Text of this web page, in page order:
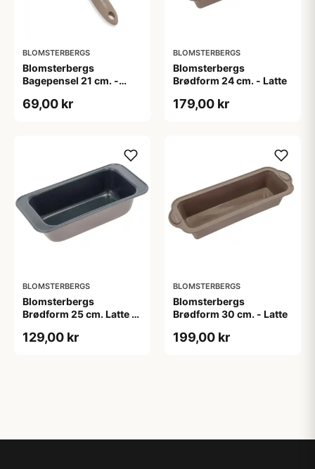
BLOMSTERBERGS
Blomsterbergs
Bagepensel 21 cm. -
69,00 kr
BLOMSTERBERGS
Blomsterbergs
Brødform 24 cm. - Latte
179,00 kr
BLOMSTERBERGS
Blomsterbergs
Brødform 25 cm. Latte -
129,00 kr
BLOMSTERBERGS
Blomsterbergs
Brødform 30 cm. - Latte
199,00 kr